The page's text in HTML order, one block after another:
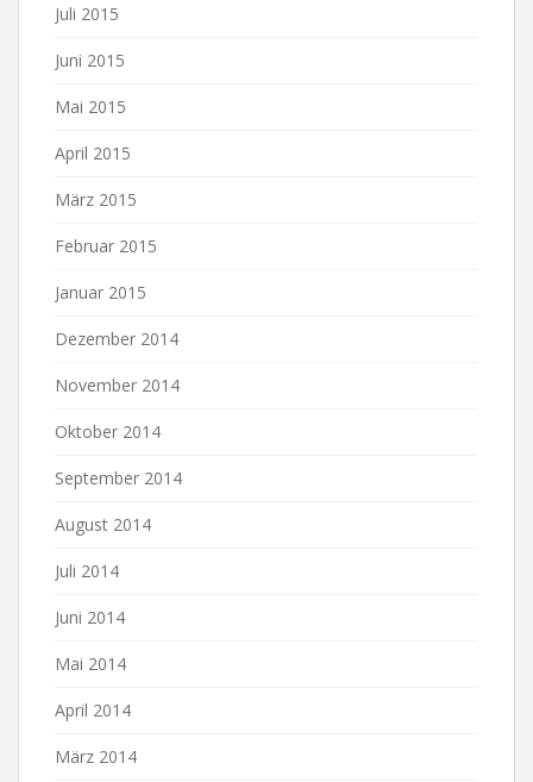
Juli 2015
Juni 2015
Mai 2015
April 2015
März 2015
Februar 2015
Januar 2015
Dezember 2014
November 2014
Oktober 2014
September 2014
August 2014
Juli 2014
Juni 2014
Mai 2014
April 2014
März 2014